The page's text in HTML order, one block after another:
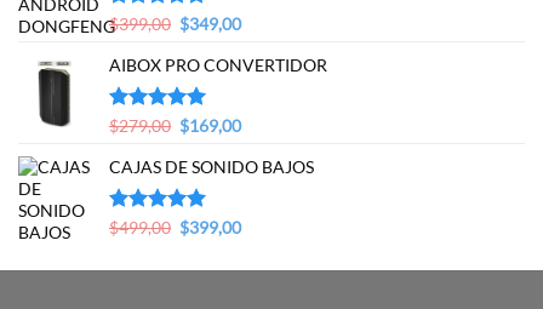
Valorado en
$399,00 Original
was:
$399,00.
$349,00Current
is:
AIBOX PRO CONVERTIDOR
Valorado en
$279,00 Original
was:
$279,00.
$169,00Current
is:
CAJAS DE SONIDO BAJOS
Valorado en
$499,00 Original
was:
$399,00Current
is: